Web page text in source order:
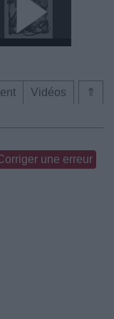
⇑
Vidéos
une erreur